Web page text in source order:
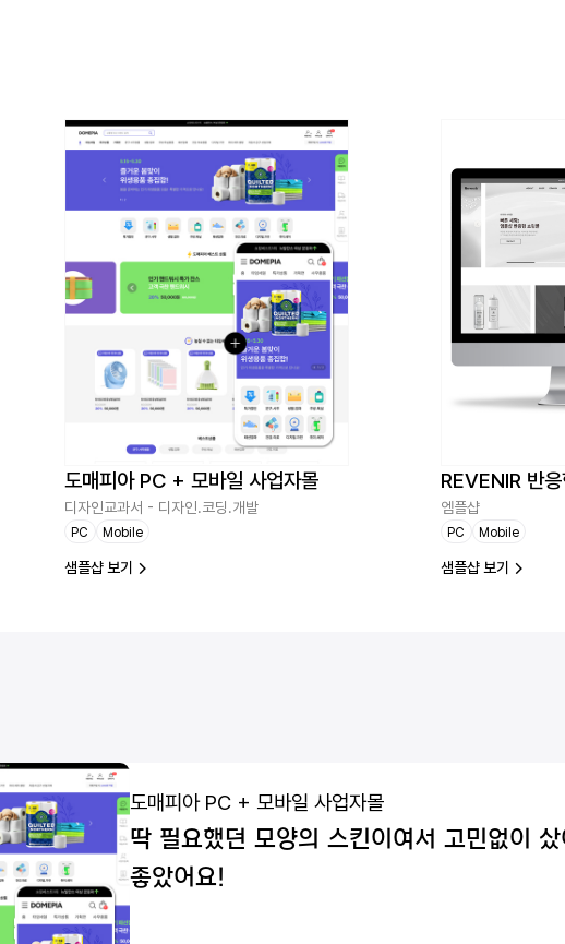
도매피아 PC + 모바일 사업자몰
디자인교과서 - 디자인.코딩.개발
PC Mobile
샘플샵 보기
REVENIR 반응
엠플샵
PC Mobile
샘플샵 보기
도매피아 PC + 모바일 사업자몰
딱 필요했던 모양의 스킨이여서 고민없이
좋았어요!